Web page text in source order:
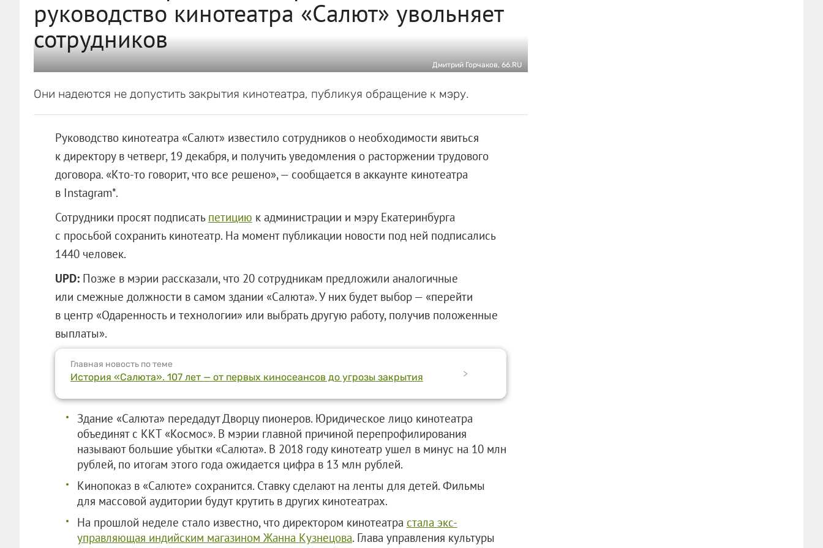
руководство кинотеатра «Салют» увольняет
сотрудников
Дмитрий Горчаков, 66.RU
Они надеются не допустить закрытия кинотеатра, публикуя обращение к мэру.
Руководство кинотеатра «Салют» известило сотрудников о необходимости явиться
к директору в четверг, 19 декабря, и получить уведомления о расторжении трудового
договора. «Кто-то говорит, что все решено», — сообщается в аккаунте кинотеатра
в Instagram*.
Сотрудники просят подписать петицию к администрации и мэру Екатеринбурга
с просьбой сохранить кинотеатр. На момент публикации новости под ней подписались
1440 человек.
UPD: Позже в мэрии рассказали, что 20 сотрудникам предложили аналогичные
или смежные должности в самом здании «Салюта». У них будет выбор — «перейти
в центр «Одаренность и технологии» или выбрать другую работу, получив положенные
выплаты».
Главная новость по теме
История «Салюта». 107 лет — от первых киносеансов до угрозы закрытия >
Здание «Салюта» передадут Дворцу пионеров. Юридическое лицо кинотеатра
объединят с ККТ «Космос». В мэрии главной причиной перепрофилирования
называют большие убытки «Салюта». В 2018 году кинотеатр ушел в минус на 10 млн
рублей, по итогам этого года ожидается цифра в 13 млн рублей.
Кинопоказ в «Салюте» сохранится. Ставку сделают на ленты для детей. Фильмы
для массовой аудитории будут крутить в других кинотеатрах.
На прошлой неделе стало известно, что директором кинотеатра стала экс-
управляющая индийским магазином Жанна Кузнецова. Глава управления культуры